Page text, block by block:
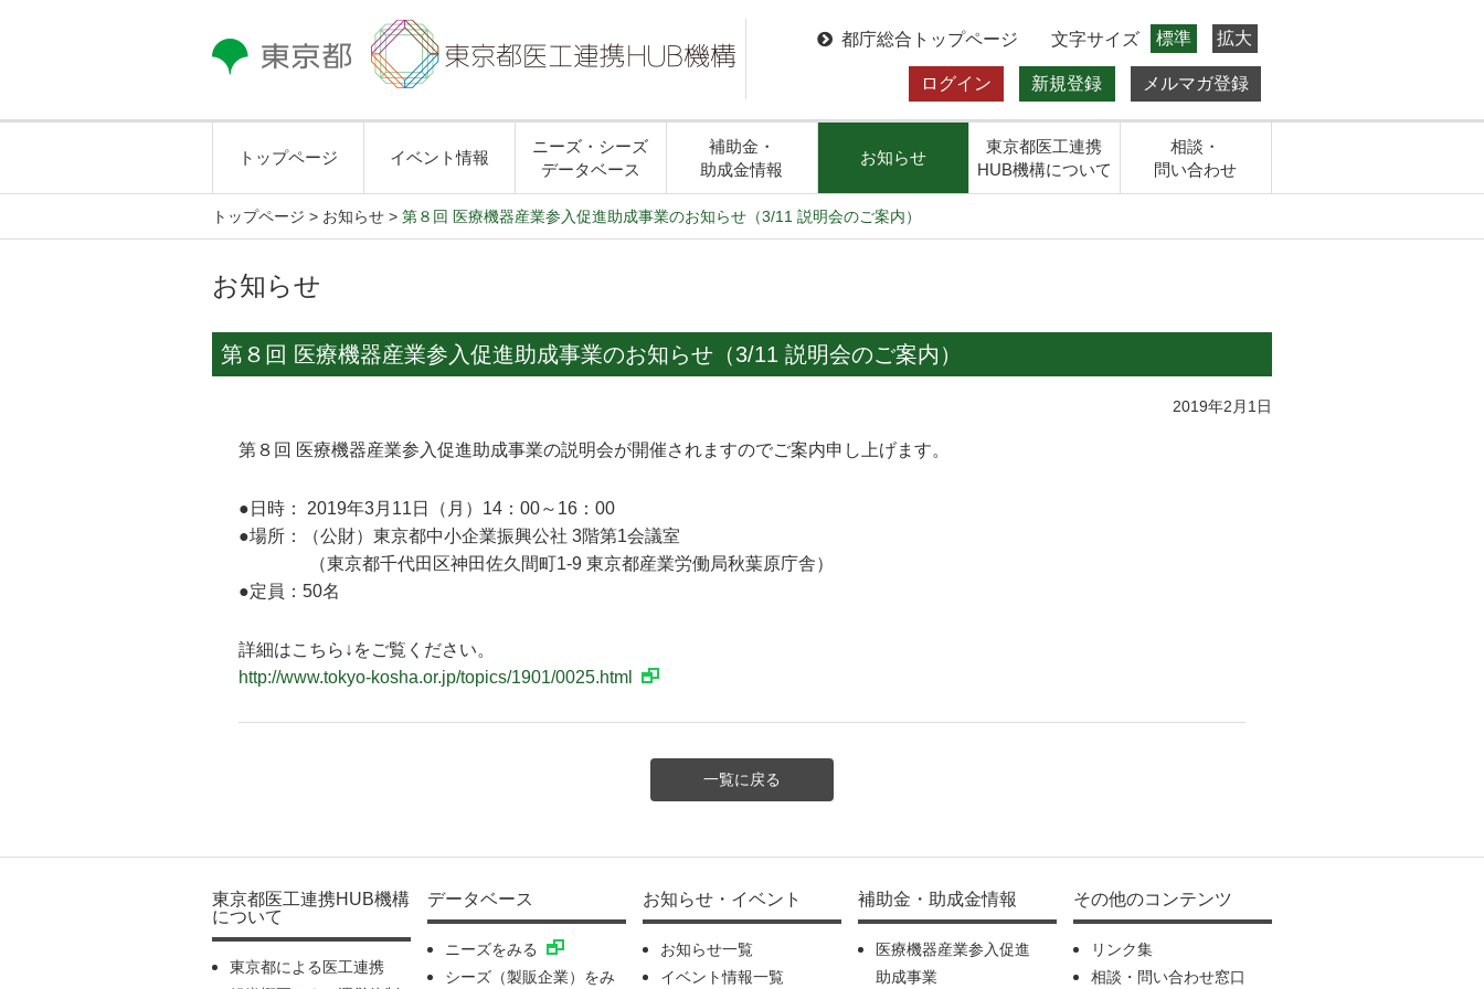
都庁総合トップページ 文字サイズ 標準 拡大
ログイン 新規登録 メルマガ登録
トップページ イベント情報
ニーズ・シーズ
データベース
補助金・
助成金情報
お知らせ
東京都医工連携
HUB機構について
相談・
問い合わせ
トップページ > お知らせ > 第８回 医療機器産業参入促進助成事業のお知らせ（3/11 説明会のご案内）
お知らせ
第８回 医療機器産業参入促進助成事業のお知らせ（3/11 説明会のご案内）
2019年2月1日
第８回 医療機器産業参入促進助成事業の説明会が開催されますのでご案内申し上げます。
●日時： 2019年3月11日（月）14：00～16：00
●場所：（公財）東京都中小企業振興公社 3階第1会議室
（東京都千代田区神田佐久間町1-9 東京都産業労働局秋葉原庁舎）
●定員：50名
詳細はこちら↓をご覧ください。
http://www.tokyo-kosha.or.jp/topics/1901/0025.html
一覧に戻る
東京都医工連携HUB機構
について
東京都による医工連携
データベース
ニーズをみる
シーズ（製販企業）をみ
お知らせ・イベント
お知らせ一覧
イベント情報一覧
補助金・助成金情報
医療機器産業参入促進
助成事業
その他のコンテンツ
リンク集
相談・問い合わせ窓口